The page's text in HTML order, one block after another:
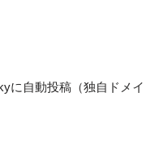
に自動投稿（独自ドメイ